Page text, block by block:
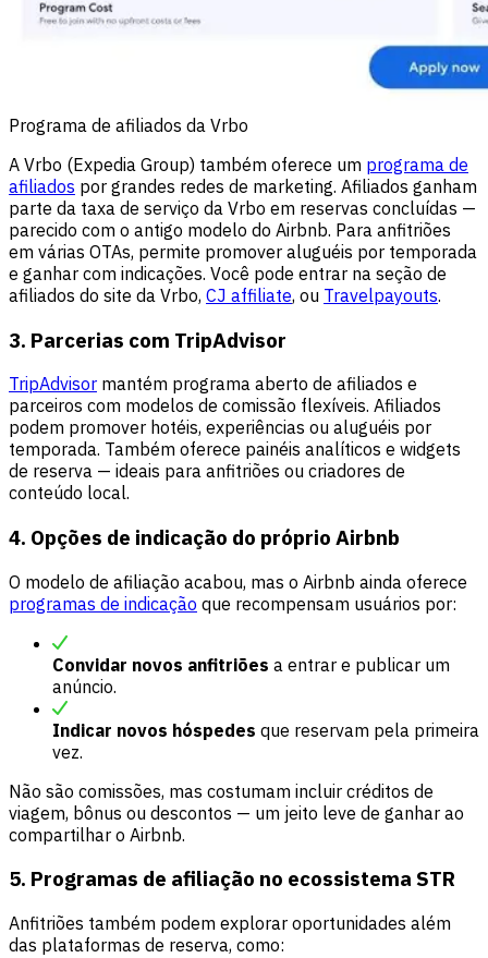
Programa de afiliados da Vrbo
A Vrbo (Expedia Group) também oferece um programa de
afiliados por grandes redes de marketing. Afiliados ganham
parte da taxa de serviço da Vrbo em reservas concluídas —
parecido com o antigo modelo do Airbnb. Para anfitriões
em várias OTAs, permite promover aluguéis por temporada
e ganhar com indicações. Você pode entrar na seção de
afiliados do site da Vrbo, CJ affiliate, ou Travelpayouts.
3. Parcerias com TripAdvisor
TripAdvisor mantém programa aberto de afiliados e
parceiros com modelos de comissão flexíveis. Afiliados
podem promover hotéis, experiências ou aluguéis por
temporada. Também oferece painéis analíticos e widgets
de reserva — ideais para anfitriões ou criadores de
conteúdo local.
4. Opções de indicação do próprio Airbnb
O modelo de afiliação acabou, mas o Airbnb ainda oferece
programas de indicação que recompensam usuários por:
Convidar novos anfitriões a entrar e publicar um
anúncio.
Indicar novos hóspedes que reservam pela primeira
vez.
Não são comissões, mas costumam incluir créditos de
viagem, bônus ou descontos — um jeito leve de ganhar ao
compartilhar o Airbnb.
5. Programas de afiliação no ecossistema STR
Anfitriões também podem explorar oportunidades além
das plataformas de reserva, como: